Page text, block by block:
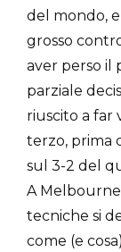
del mondo,
grosso
aver perso il
parziale
riuscito a far
terzo, prima
sul 3-2 del
A
tecniche si
come (e